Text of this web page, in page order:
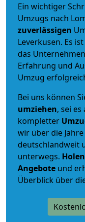
Ein wichtiger
Umzugs nach
zuverlässigen
Leverkusen. Es
das
Erfahrung und
Umzug
Bei uns können
umziehen, sei es
kompletter
wir über die
deutschlandweit
unterwegs.
Angebote und
Überblick über